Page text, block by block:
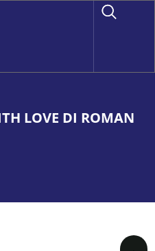
LOVE DI ROMAN